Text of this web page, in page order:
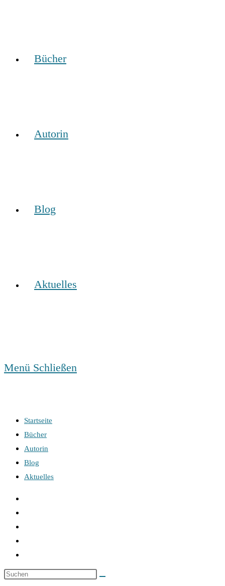
Bücher
Autorin
Blog
Aktuelles
Menü Schließen
Startseite
Bücher
Autorin
Blog
Aktuelles